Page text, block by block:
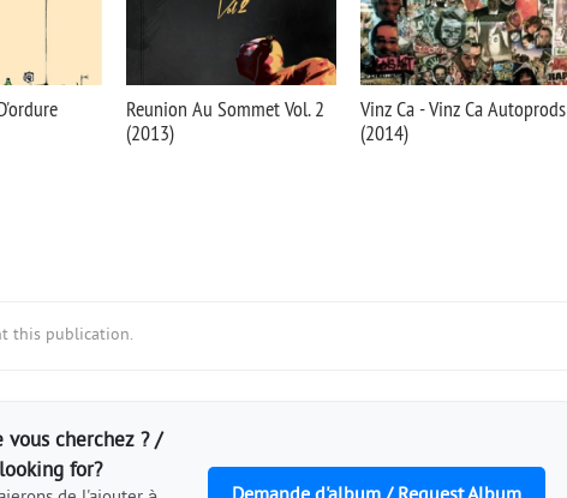
Reunion Au Sommet Vol. 2
(2013)
Vinz Ca - Vinz Ca Autoprods
(2014)
this publication.
vous cherchez ? /
for?